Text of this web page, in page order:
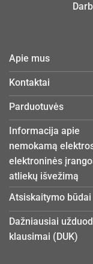
Apie mus
Kontaktai
Parduotuvės
Informacija apie
nemokamą
elektroninės
atliekų išvežimą
Atsiskaitymo būdai
Dažniausiai
klausimai (DUK)